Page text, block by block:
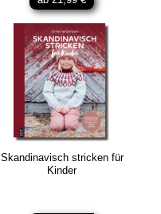
Skandinavisch stricken für
Kinder